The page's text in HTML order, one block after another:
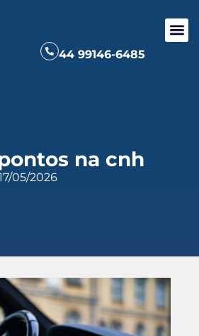
44 99146-6485
na cnh
05/2026